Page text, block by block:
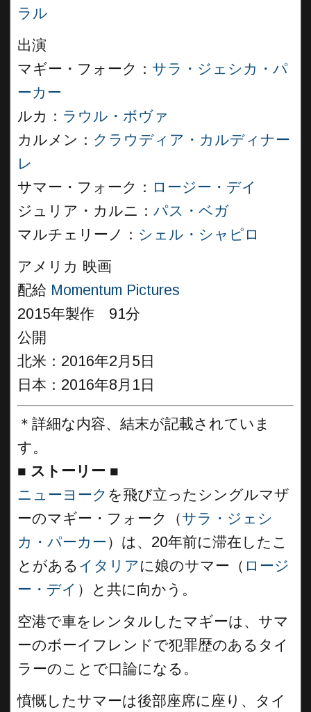
ラル
出演
マギー・フォーク： サラ・ジェシカ・パ
ーカー
ルカ： ラウル・ボヴァ
カルメン： クラウディア・カルディナー
レ
サマー・フォーク： ロージー・デイ
ジュリア・カルニ： パス・ベガ
マルチェリーノ： シェル・シャピロ
アメリカ 映画
配給 Momentum Pictures
2015年製作 91分
公開
北米：2016年2月5日
日本：2016年8月1日
＊詳細な内容、結末が記載されていま
す。
■ ストーリー ■
ニューヨーク を飛び立ったシングルマザ
ーのマギー・フォーク（サラ・ジェシ
カ・パーカー）は、20年前に滞在したこ
とがある イタリアに娘のサマー（ ロージ
ー・デイ ）と共に向かう。
空港で車をレンタルしたマギーは、サマ
ーのボーイフレンドで犯罪歴のあるタイ
ラーのことで口論になる。
憤慨したサマーは後部座席に座り、タイ